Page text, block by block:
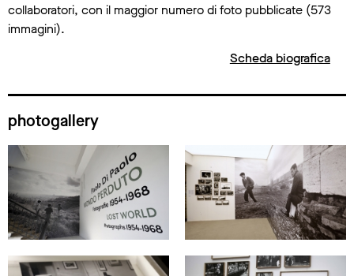
collaboratori, con il maggior numero di foto pubblicate (573
immagini).
Scheda biografica
photogallery